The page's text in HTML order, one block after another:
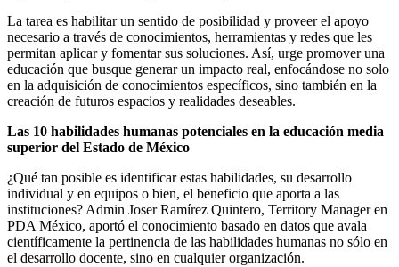
La tarea es habilitar un sentido de posibilidad y proveer el apoyo
necesario a través de conocimientos, herramientas y redes que les
permitan aplicar y fomentar sus soluciones. Así, urge promover una
educación que busque generar un impacto real, enfocándose no solo
en la adquisición de conocimientos específicos, sino también en la
creación de futuros espacios y realidades deseables.
Las 10 habilidades humanas potenciales en la educación media
superior del Estado de México
¿Qué tan posible es identificar estas habilidades, su desarrollo
individual y en equipos o bien, el beneficio que aporta a las
instituciones? Admin Joser Ramírez Quintero, Territory Manager en
PDA México, aportó el conocimiento basado en datos que avala
científicamente la pertinencia de las habilidades humanas no sólo en
el desarrollo docente, sino en cualquier organización.